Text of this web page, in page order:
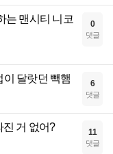
는 맨시티 니코
0
댓글
달랏던 빽햄 6
댓글
진 거 없어? 11
댓글